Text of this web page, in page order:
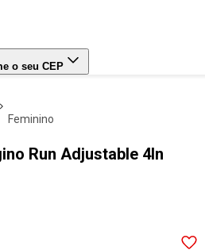
o seu CEP
feminino
Run Adjustable 4In